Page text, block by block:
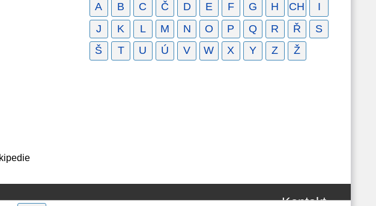
A B C Č D E F G H CH
I
J
K L M N O P Q R Ř
S
Š
T U Ú V W X Y Z Ž
Kontakt